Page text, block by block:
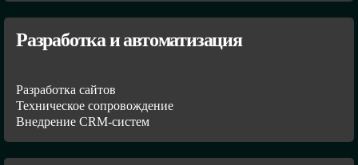
Разработка и автоматизация
Разработка сайтов
Техническое сопровождение
Внедрение CRM-систем